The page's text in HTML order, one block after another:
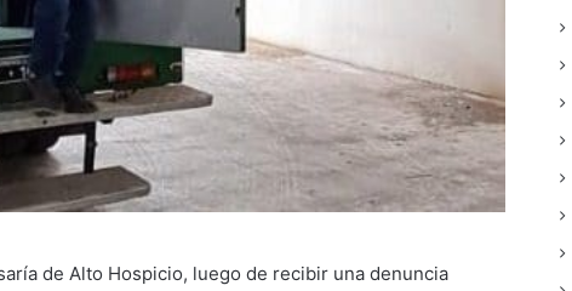
de Alto Hospicio, luego de recibir una denuncia